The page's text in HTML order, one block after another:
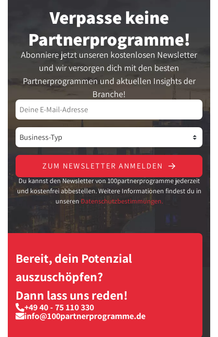
Verpasse keine
Partner­programme!
Abonniere jetzt unseren kostenlosen Newsletter
und wir versorgen dich mit den besten
Partnerprogrammen und aktuellen Insights der
Branche!
ZUM NEWSLETTER ANMELDEN
Du kannst den Newsletter von 100partnerprogramme jederzeit
und kostenfrei abbestellen. Weitere Informationen findest du in
unseren Datenschutzbestimmungen.
Bereit, dein Potenzial
auszuschöpfen?
Dann lass uns reden!
+49 40 - 75 110 330
info@100partnerprogramme.de